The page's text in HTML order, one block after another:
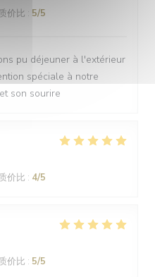
价比 : 5/5
pu déjeuner à l'extérieur
spéciale à notre
son sourire
价比 : 4/5
价比 : 5/5